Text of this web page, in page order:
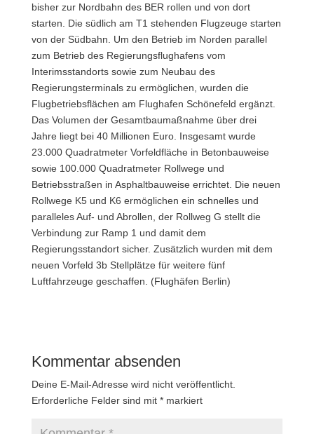
bisher zur Nordbahn des BER rollen und von dort
starten. Die südlich am T1 stehenden Flugzeuge starten
von der Südbahn. Um den Betrieb im Norden parallel
zum Betrieb des Regierungsflughafens vom
Interimsstandorts sowie zum Neubau des
Regierungsterminals zu ermöglichen, wurden die
Flugbetriebsflächen am Flughafen Schönefeld ergänzt.
Das Volumen der Gesamtbaumaßnahme über drei
Jahre liegt bei 40 Millionen Euro. Insgesamt wurde
23.000 Quadratmeter Vorfeldfläche in Betonbauweise
sowie 100.000 Quadratmeter Rollwege und
Betriebsstraßen in Asphaltbauweise errichtet. Die neuen
Rollwege K5 und K6 ermöglichen ein schnelles und
paralleles Auf- und Abrollen, der Rollweg G stellt die
Verbindung zur Ramp 1 und damit dem
Regierungsstandort sicher. Zusätzlich wurden mit dem
neuen Vorfeld 3b Stellplätze für weitere fünf
Luftfahrzeuge geschaffen. (Flughäfen Berlin)
Kommentar absenden
Deine E-Mail-Adresse wird nicht veröffentlicht.
Erforderliche Felder sind mit *markiert